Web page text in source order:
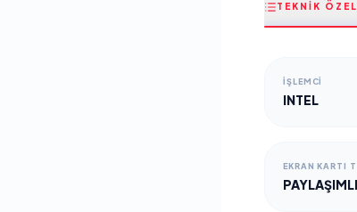
TEKNİK
İŞLEMCI
INTEL
EKRAN KARTI
PAYLAŞIMLI